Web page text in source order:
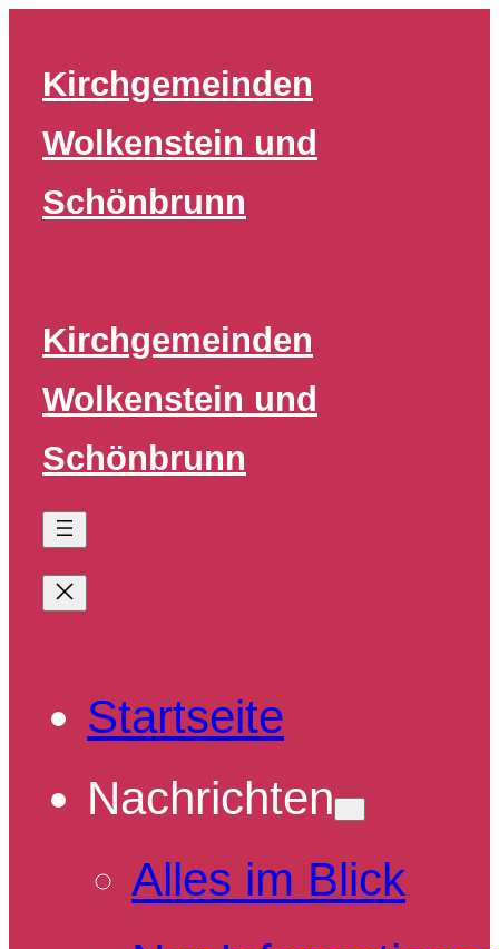
springen
Kirchgemeinden
Wolkenstein und
Schönbrunn
Kirchgemeinden
Wolkenstein und
Schönbrunn
Startseite
Nachrichten
Alles im Blick